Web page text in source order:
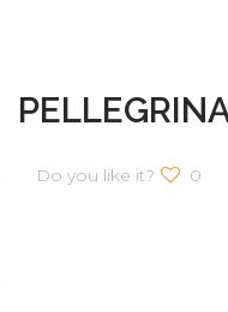
Do you like it? 0